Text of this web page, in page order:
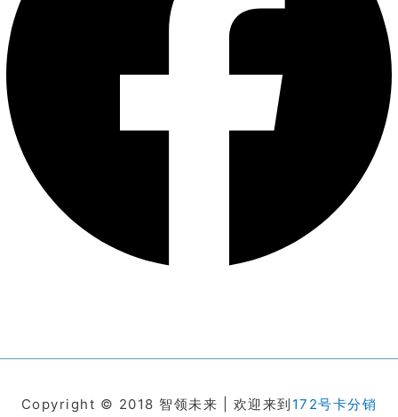
Copyright © 2018 智领未来 | 欢迎来到 172号卡分销